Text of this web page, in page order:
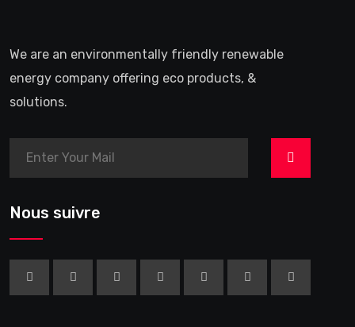
We are an environmentally friendly renewable
energy company offering eco products, &
solutions.
>
Nous suivre